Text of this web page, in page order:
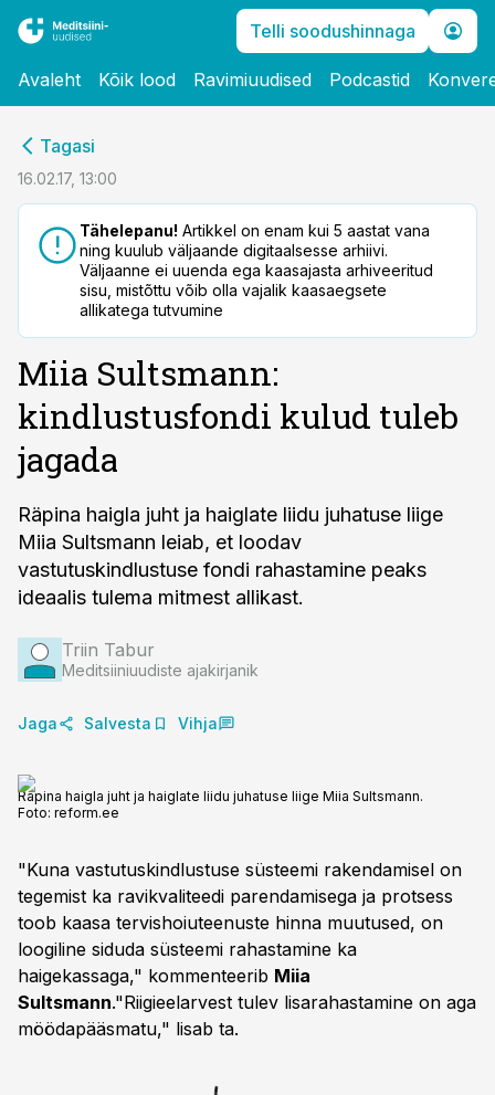
Telli soodushinnaga
Avaleht Kõik lood Ravimiuudised Podcastid
Tagasi
16.02.17, 13:00
Tähelepanu! Artikkel on enam kui 5 aastat vana
ning kuulub väljaande digitaalsesse arhiivi.
Väljaanne ei uuenda ega kaasajasta arhiveeritud
sisu, mistõttu võib olla vajalik kaasaegsete
allikatega tutvumine
Miia Sultsmann:
kindlustusfondi kulud tuleb
jagada
Räpina haigla juht ja haiglate liidu juhatuse liige
Miia Sultsmann leiab, et loodav
vastutuskindlustuse fondi rahastamine peaks
ideaalis tulema mitmest allikast.
Triin Tabur
Meditsiiniuudiste ajakirjanik
Jaga Salvesta Vihja
Räpina haigla juht ja haiglate liidu juhatuse liige Miia Sultsmann.
Foto: reform.ee
"Kuna vastutuskindlustuse süsteemi rakendamisel on
tegemist ka ravikvaliteedi parendamisega ja protsess
toob kaasa tervishoiuteenuste hinna muutused, on
loogiline siduda süsteemi rahastamine ka
haigekassaga," kommenteerib Miia
Sultsmann."Riigieelarvest tulev lisarahastamine on aga
möödapääsmatu," lisab ta.